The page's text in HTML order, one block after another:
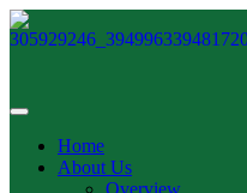
Skip
to
Home
About Us
Overview